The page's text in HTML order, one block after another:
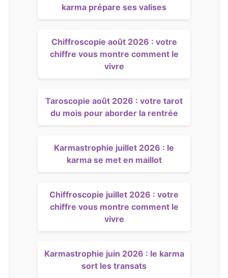
karma prépare ses valises
Chiffroscopie août 2026 : votre
chiffre vous montre comment le
vivre
Taroscopie août 2026 : votre tarot
du mois pour aborder la rentrée
Karmastrophie juillet 2026 : le
karma se met en maillot
Chiffroscopie juillet 2026 : votre
chiffre vous montre comment le
vivre
Karmastrophie juin 2026 : le karma
sort les transats